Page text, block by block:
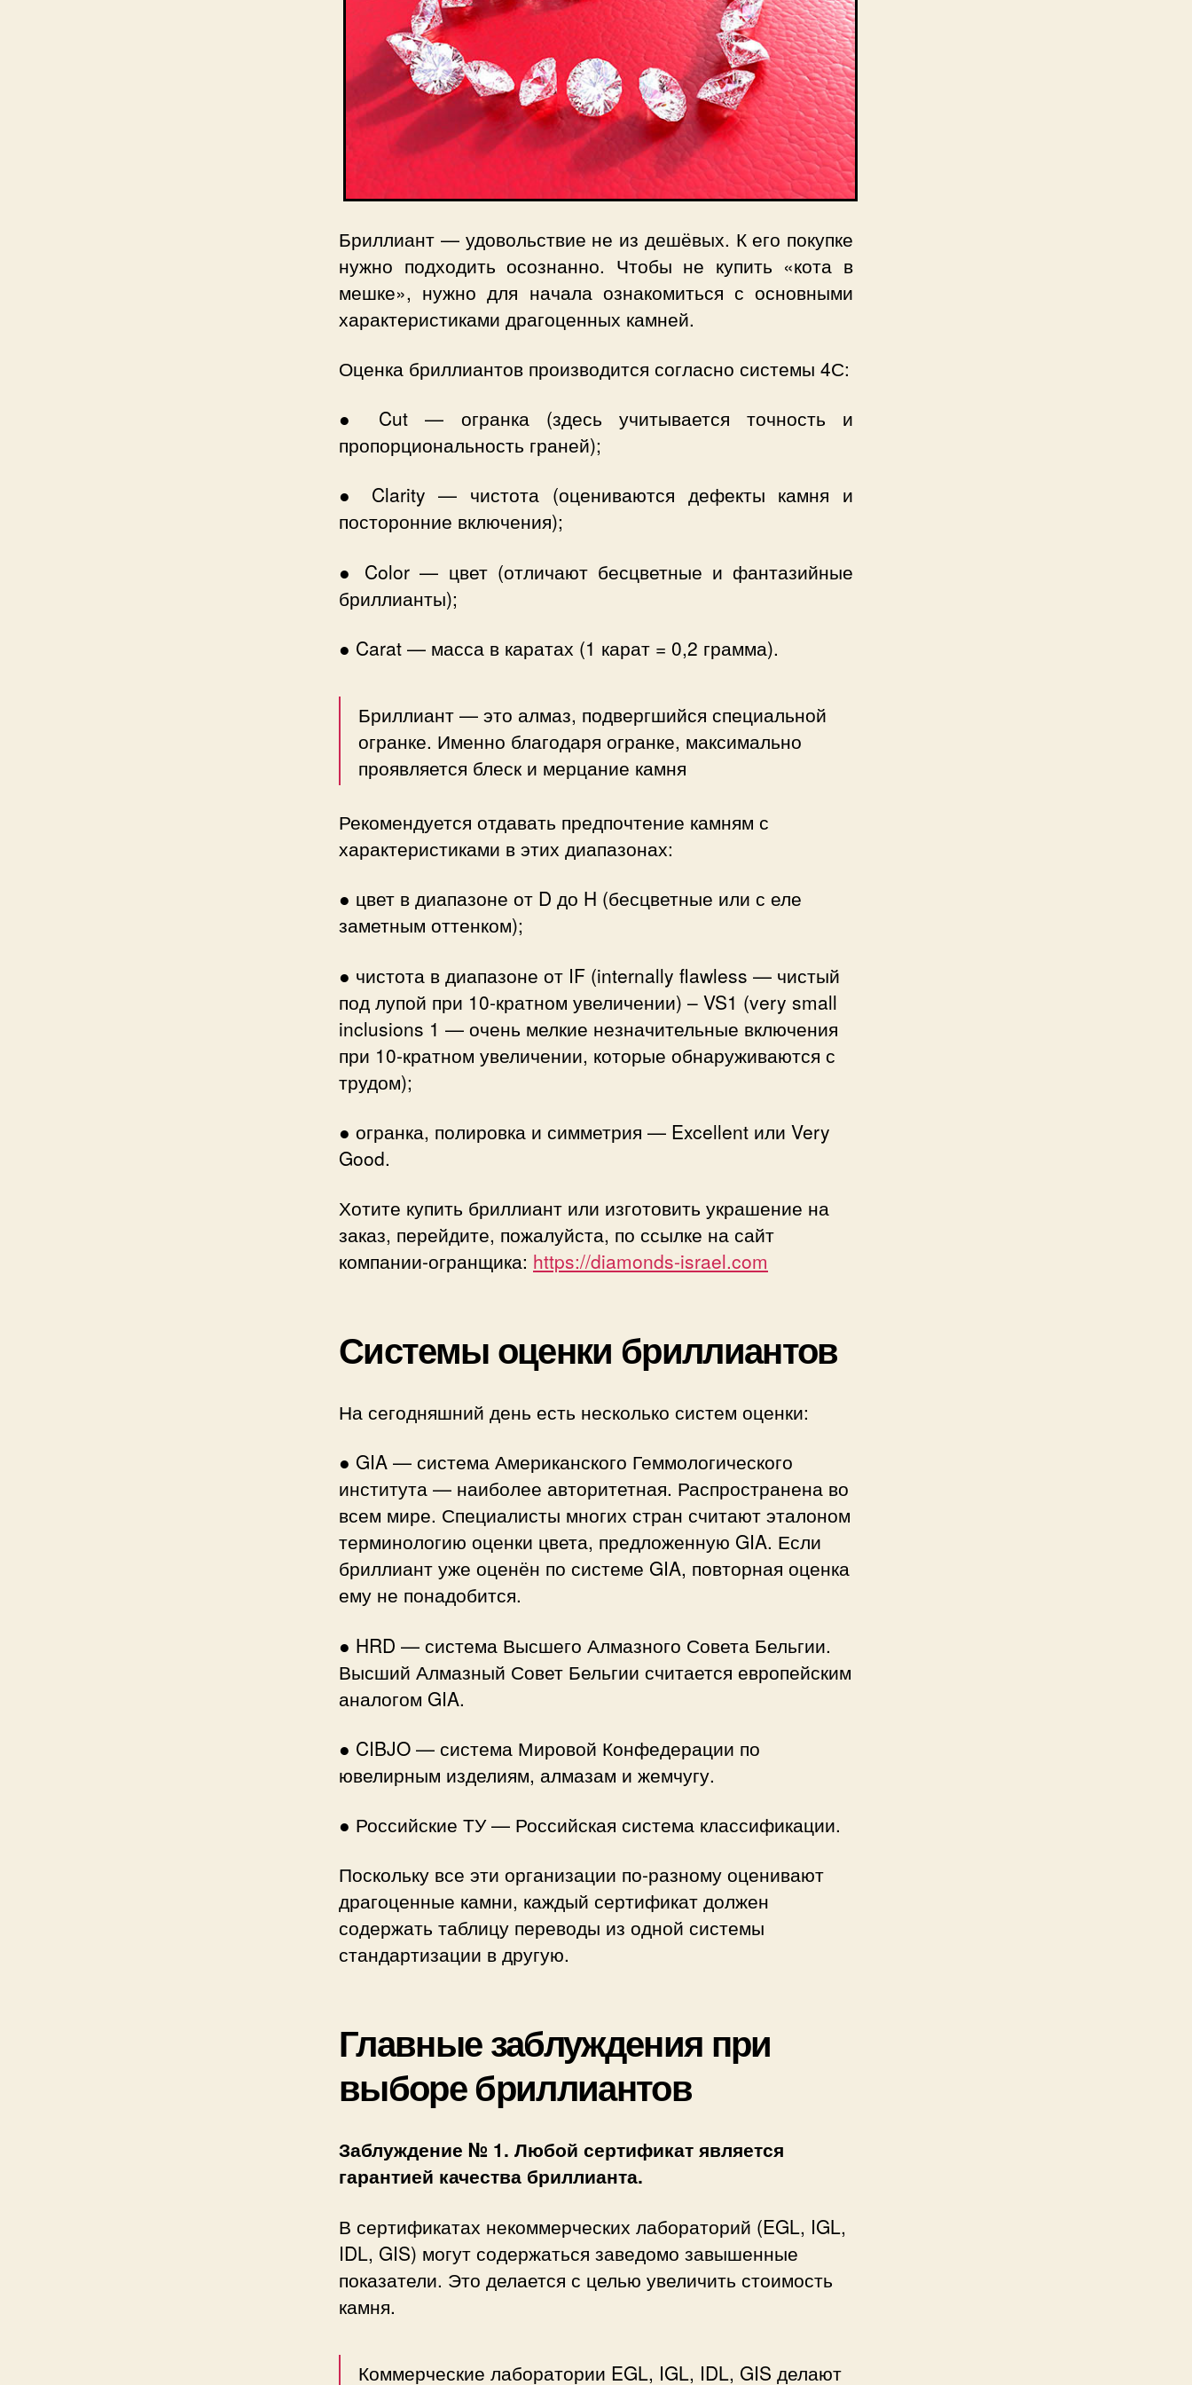
Бриллиант — удовольствие не из дешёвых. К его покупке
нужно подходить осознанно. Чтобы не купить «кота в
мешке», нужно для начала ознакомиться с основными
характеристиками драгоценных камней.
Оценка бриллиантов производится согласно системы 4С:
● Cut — огранка (здесь учитывается точность и
пропорциональность граней);
● Clarity — чистота (оцениваются дефекты камня и
посторонние включения);
● Color — цвет (отличают бесцветные и фантазийные
бриллианты);
● Carat — масса в каратах (1 карат = 0,2 грамма).
Бриллиант — это алмаз, подвергшийся специальной
огранке. Именно благодаря огранке, максимально
проявляется блеск и мерцание камня
Рекомендуется отдавать предпочтение камням с
характеристиками в этих диапазонах:
● цвет в диапазоне от D до H (бесцветные или с еле
заметным оттенком);
● чистота в диапазоне от IF (internally flawless — чистый
под лупой при 10-кратном увеличении) – VS1 (very small
inclusions 1 — очень мелкие незначительные включения
при 10-кратном увеличении, которые обнаруживаются с
трудом);
● огранка, полировка и симметрия — Excellent или Very
Good.
Хотите купить бриллиант или изготовить украшение на
заказ, перейдите, пожалуйста, по ссылке на сайт
компании-огранщика: https://diamonds-israel.com
Системы оценки бриллиантов
На сегодняшний день есть несколько систем оценки:
● GIA — система Американского Геммологического
института — наиболее авторитетная. Распространена во
всем мире. Специалисты многих стран считают эталоном
терминологию оценки цвета, предложенную GIA. Если
бриллиант уже оценён по системе GIA, повторная оценка
ему не понадобится.
● HRD — система Высшего Алмазного Совета Бельгии.
Высший Алмазный Совет Бельгии считается европейским
аналогом GIA.
● CIBJO — система Мировой Конфедерации по
ювелирным изделиям, алмазам и жемчугу.
● Российские ТУ — Российская система классификации.
Поскольку все эти организации по-разному оценивают
драгоценные камни, каждый сертификат должен
содержать таблицу переводы из одной системы
стандартизации в другую.
Главные заблуждения при
выборе бриллиантов
Заблуждение № 1. Любой сертификат является
гарантией качества бриллианта.
В сертификатах некоммерческих лабораторий (EGL, IGL,
IDL, GIS) могут содержаться заведомо завышенные
показатели. Это делается с целью увеличить стоимость
камня.
Коммерческие лаборатории EGL, IGL, IDL, GIS делают